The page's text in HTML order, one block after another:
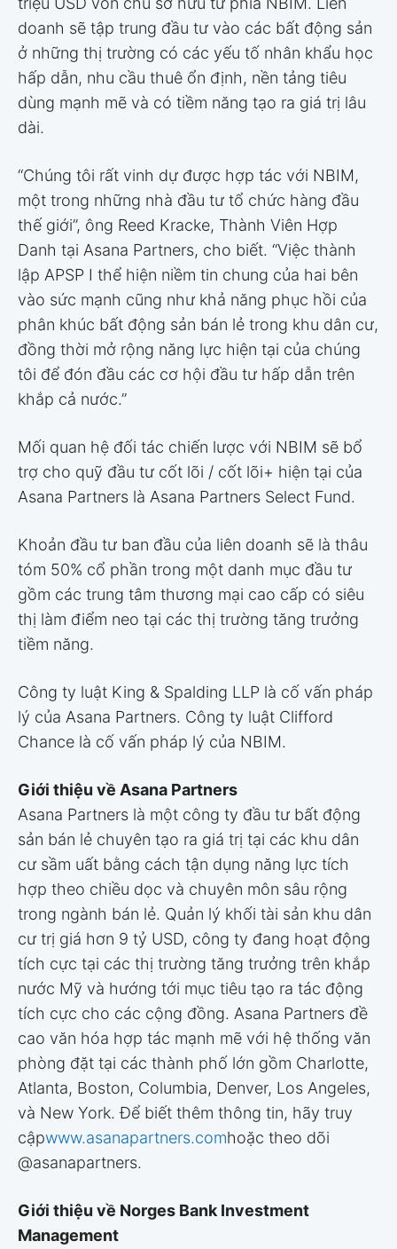
doanh sẽ tập trung đầu tư vào các bất động sản
ở những thị trường có các yếu tố nhân khẩu học
hấp dẫn, nhu cầu thuê ổn định, nền tảng tiêu
dùng mạnh mẽ và có tiềm năng tạo ra giá trị lâu
dài.
“Chúng tôi rất vinh dự được hợp tác với NBIM,
một trong những nhà đầu tư tổ chức hàng đầu
thế giới”, ông Reed Kracke, Thành Viên Hợp
Danh tại Asana Partners, cho biết. “Việc thành
lập APSP I thể hiện niềm tin chung của hai bên
vào sức mạnh cũng như khả năng phục hồi của
phân khúc bất động sản bán lẻ trong khu dân cư,
đồng thời mở rộng năng lực hiện tại của chúng
tôi để đón đầu các cơ hội đầu tư hấp dẫn trên
khắp cả nước.”
Mối quan hệ đối tác chiến lược với NBIM sẽ bổ
trợ cho quỹ đầu tư cốt lõi / cốt lõi+ hiện tại của
Asana Partners là Asana Partners Select Fund.
Khoản đầu tư ban đầu của liên doanh sẽ là thâu
tóm 50% cổ phần trong một danh mục đầu tư
gồm các trung tâm thương mại cao cấp có siêu
thị làm điểm neo tại các thị trường tăng trưởng
tiềm năng.
Công ty luật King & Spalding LLP là cố vấn pháp
lý của Asana Partners. Công ty luật Clifford
Chance là cố vấn pháp lý của NBIM.
Giới thiệu về Asana Partners
Asana Partners là một công ty đầu tư bất động
sản bán lẻ chuyên tạo ra giá trị tại các khu dân
cư sầm uất bằng cách tận dụng năng lực tích
hợp theo chiều dọc và chuyên môn sâu rộng
trong ngành bán lẻ. Quản lý khối tài sản khu dân
cư trị giá hơn 9 tỷ USD, công ty đang hoạt động
tích cực tại các thị trường tăng trưởng trên khắp
nước Mỹ và hướng tới mục tiêu tạo ra tác động
tích cực cho các cộng đồng. Asana Partners đề
cao văn hóa hợp tác mạnh mẽ với hệ thống văn
phòng đặt tại các thành phố lớn gồm Charlotte,
Atlanta, Boston, Columbia, Denver, Los Angeles,
và New York. Để biết thêm thông tin, hãy truy
cậpwww.asanapartners.comhoặc theo dõi
@asanapartners.
Giới thiệu về Norges Bank Investment
Management